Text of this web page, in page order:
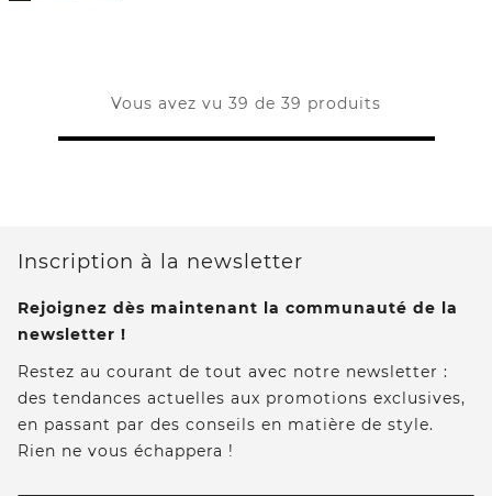
Vous avez vu 39 de 39 produits
Inscription à la newsletter
Rejoignez dès maintenant la communauté de la
newsletter !
Restez au courant de tout avec notre newsletter :
des tendances actuelles aux promotions exclusives,
en passant par des conseils en matière de style.
Rien ne vous échappera !